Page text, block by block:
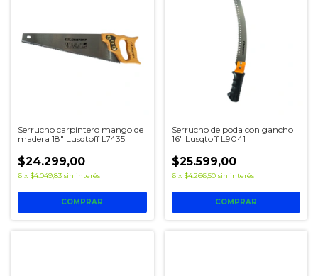
Serrucho carpintero mango de
madera 18" Lusqtoff L7435
$24.299,00
6 x $4.049,83 sin interés
Serrucho de poda con gancho
16" Lusqtoff L9041
$25.599,00
6 x $4.266,50 sin interés